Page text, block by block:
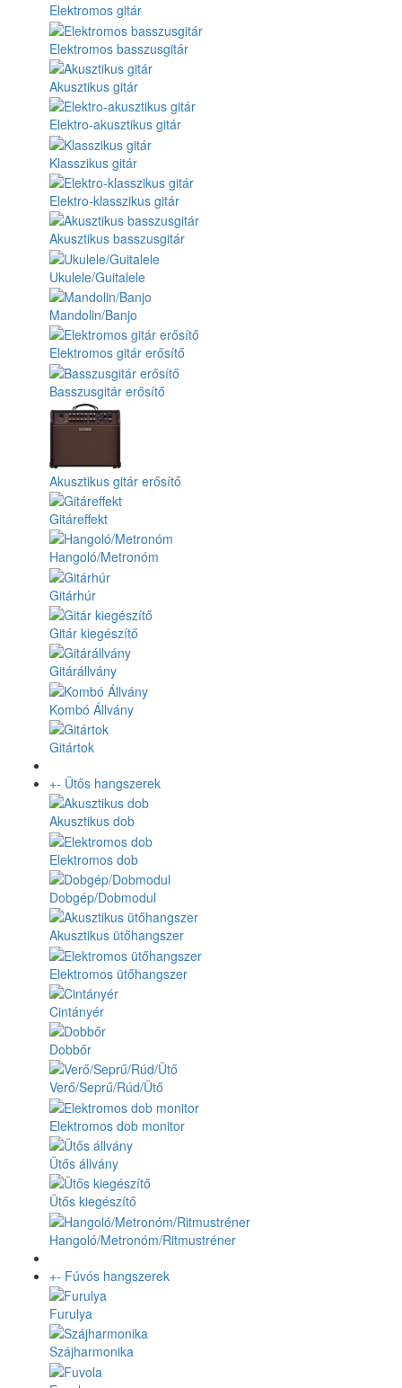
Elektromos gitár
Elektromos basszusgitár
Akusztikus gitár
Elektro-akusztikus gitár
Klasszikus gitár
Elektro-klasszikus gitár
Akusztikus basszusgitár
Ukulele/Guitalele
Mandolin/Banjo
Elektromos gitár erősítő
Basszusgitár erősítő
Akusztikus gitár erősítő
Gitáreffekt
Hangoló/Metronóm
Gitárhúr
Gitár kiegészítő
Gitárállvány
Kombó Állvány
Gitártok
+- Ütős hangszerek
Akusztikus dob
Elektromos dob
Dobgép/Dobmodul
Akusztikus ütőhangszer
Elektromos ütőhangszer
Cintányér
Dobbőr
Verő/Seprű/Rúd/Ütő
Elektromos dob monitor
Ütős állvány
Ütős kiegészítő
Hangoló/Metronóm/Ritmustréner
+- Fúvós hangszerek
Furulya
Szájharmonika